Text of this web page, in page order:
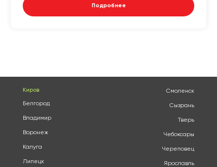
Подробнее
Киров
Белгород
Владимир
Воронеж
Калуга
Липецк
Смоленск
Сызрань
Тверь
Чебоксары
Череповец
Ярославль